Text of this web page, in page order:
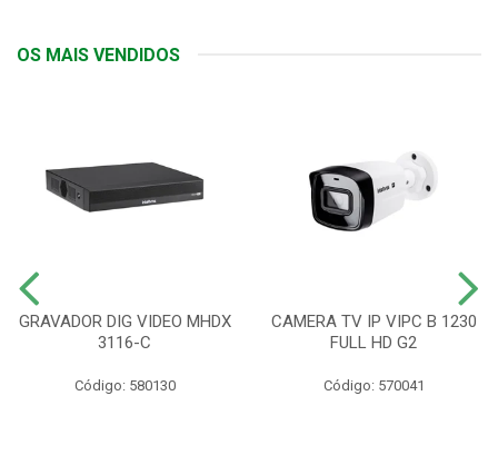
OS MAIS VENDIDOS
GRAVADOR DIG VIDEO MHDX
3116-C
Código: 580130
CAMERA TV IP VIPC B 1230
FULL HD G2
Código: 570041